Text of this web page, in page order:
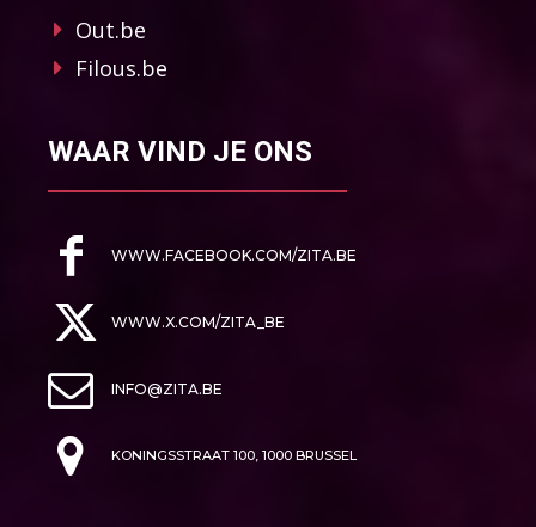
Out.be
Filous.be
WAAR VIND JE ONS
WWW.FACEBOOK.COM/ZITA.BE
WWW.X.COM/ZITA_BE
INFO@ZITA.BE
KONINGSSTRAAT 100, 1000 BRUSSEL